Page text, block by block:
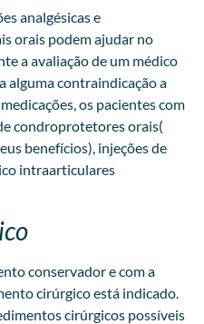
analgésicas e
orais podem ajudar no
a avaliação de um médico
alguma contraindicação a
os pacientes com
condroprotetores orais(
benefícios), injeções de
intraarticulares
conservador e com a
cirúrgico está indicado.
cirúrgicos possíveis